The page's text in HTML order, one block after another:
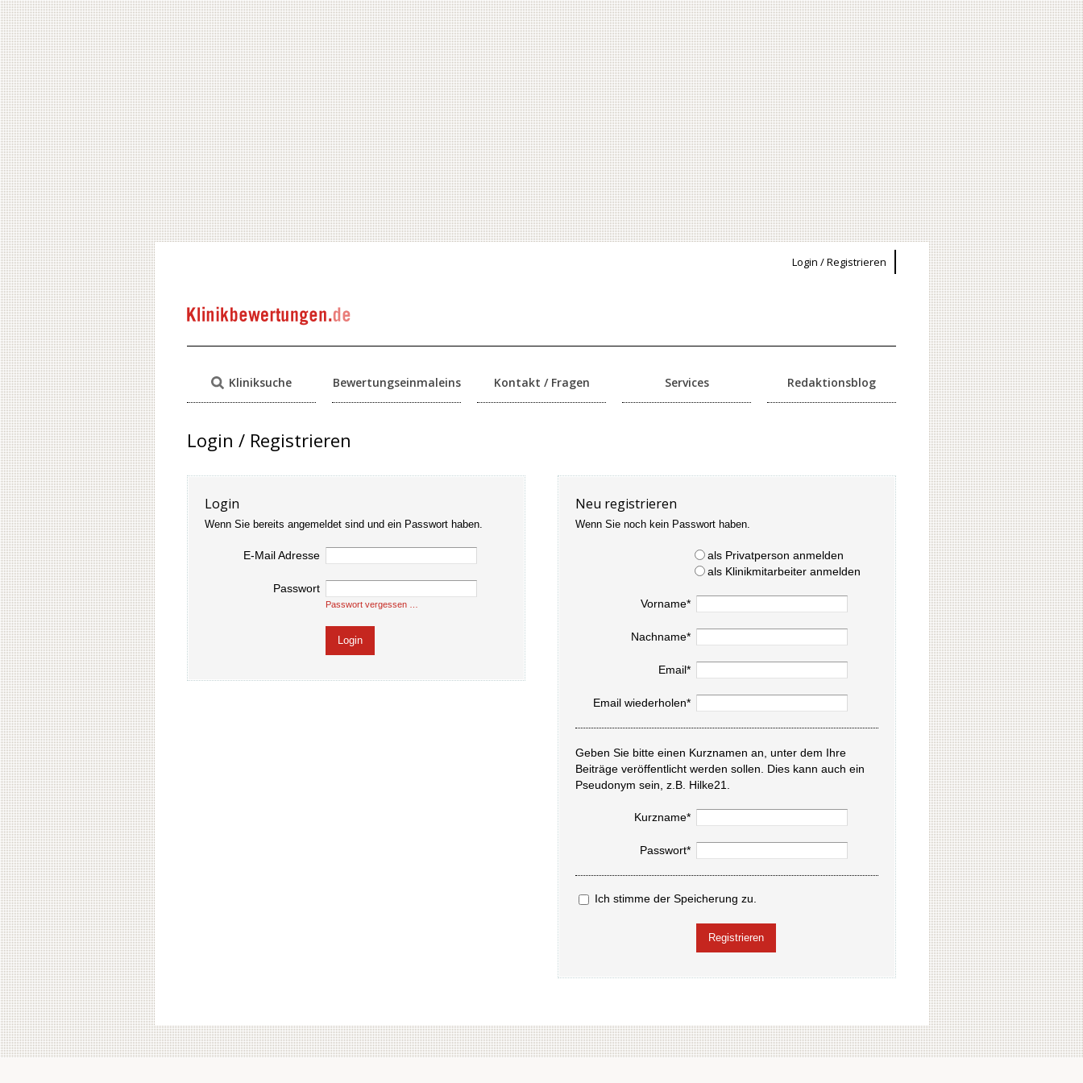
Login / Registrieren
Kliniksuche Bewertungseinmaleins Kontakt / Fragen Services Redaktionsblog
Login / Registrieren
Login
Wenn Sie bereits angemeldet sind und ein Passwort haben.
E-Mail Adresse
Passwort
Passwort vergessen …
Neu registrieren
Wenn Sie noch kein Passwort haben.
als Privatperson anmelden
als Klinikmitarbeiter anmelden
Vorname*
Nachname*
Email*
Email wiederholen*
Geben Sie bitte einen Kurznamen an, unter dem Ihre
Beiträge veröffentlicht werden sollen. Dies kann auch ein
Pseudonym sein, z.B. Hilke21.
Kurzname*
Passwort*
Ich stimme der Speicherung zu.